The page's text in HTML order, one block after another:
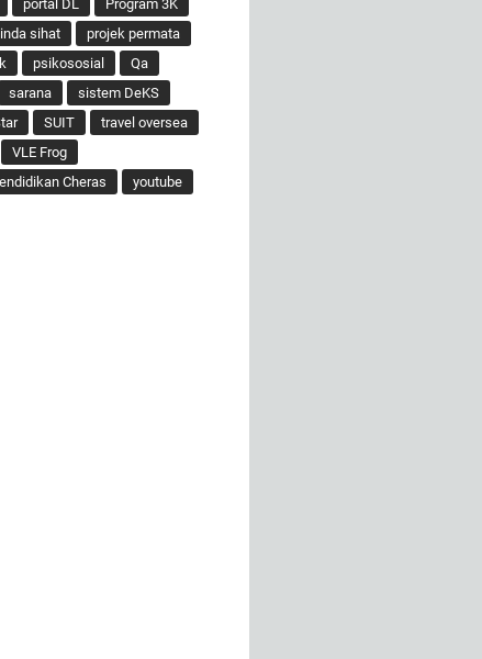
portal DL
Program 3K
sihat
projek permata
psikososial
Qa
sarana
sistem DeKS
SUIT
travel oversea
VLE Frog
Cheras
youtube